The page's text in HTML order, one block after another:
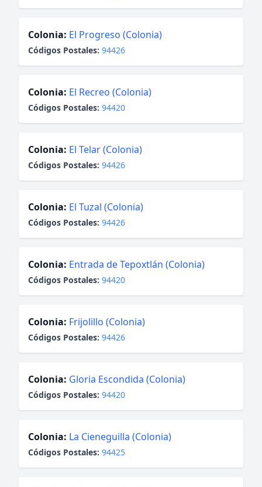
Colonia: El Progreso (Colonia)
Códigos Postales: 94426
Colonia: El Recreo (Colonia)
Códigos Postales: 94420
Colonia: El Telar (Colonia)
Códigos Postales: 94426
Colonia: El Tuzal (Colonia)
Códigos Postales: 94426
Colonia: Entrada de Tepoxtlán (Colonia)
Códigos Postales: 94420
Colonia: Frijolillo (Colonia)
Códigos Postales: 94426
Colonia: Gloria Escondida (Colonia)
Códigos Postales: 94420
Colonia: La Cieneguilla (Colonia)
Códigos Postales: 94425